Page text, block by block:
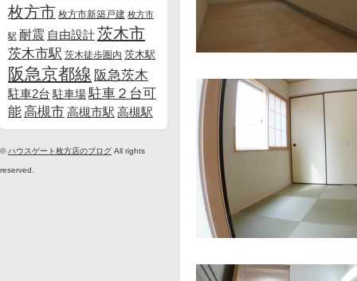
枚方市 枚方市新築戸建 枚方市
駅 耐震 自由設計茨木市
茨木市駅 茨木徒歩圏内 茨木駅
阪急京都線 阪急茨木
駐車2台 駐車場駐車２台可
能高槻市高槻市駅 高槻駅
©ハウスゲート枚方店のブログ All rights
reserved.